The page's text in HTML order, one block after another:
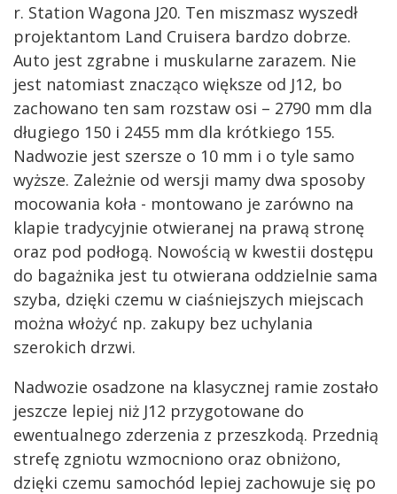
r. Station Wagona J20. Ten miszmasz wyszedł
projektantom Land Cruisera bardzo dobrze.
Auto jest zgrabne i muskularne zarazem. Nie
jest natomiast znacząco większe od J12, bo
zachowano ten sam rozstaw osi – 2790 mm dla
długiego 150 i 2455 mm dla krótkiego 155.
Nadwozie jest szersze o 10 mm i o tyle samo
wyższe. Zależnie od wersji mamy dwa sposoby
mocowania koła - montowano je zarówno na
klapie tradycyjnie otwieranej na prawą stronę
oraz pod podłogą. Nowością w kwestii dostępu
do bagażnika jest tu otwierana oddzielnie sama
szyba, dzięki czemu w ciaśniejszych miejscach
można włożyć np. zakupy bez uchylania
szerokich drzwi.
Nadwozie osadzone na klasycznej ramie zostało
jeszcze lepiej niż J12 przygotowane do
ewentualnego zderzenia z przeszkodą. Przednią
strefę zgniotu wzmocniono oraz obniżono,
dzięki czemu samochód lepiej zachowuje się po